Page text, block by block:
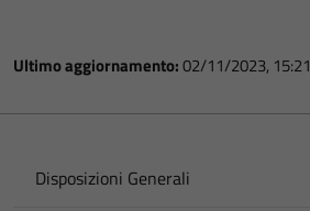
Ultimo aggiornamento:02/11/2023, 15:21
Disposizioni Generali